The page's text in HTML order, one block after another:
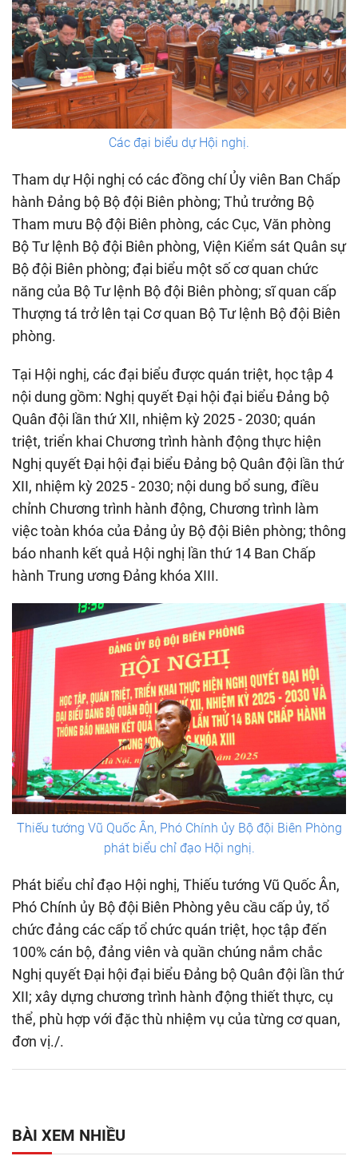
Các đại biểu dự Hội nghị.
Tham dự Hội nghị có các đồng chí Ủy viên Ban Chấp
hành Đảng bộ Bộ đội Biên phòng; Thủ trưởng Bộ
Tham mưu Bộ đội Biên phòng, các Cục, Văn phòng
Bộ Tư lệnh Bộ đội Biên phòng, Viện Kiểm sát Quân sự
Bộ đội Biên phòng; đại biểu một số cơ quan chức
năng của Bộ Tư lệnh Bộ đội Biên phòng; sĩ quan cấp
Thượng tá trở lên tại Cơ quan Bộ Tư lệnh Bộ đội Biên
phòng.
Tại Hội nghị, các đại biểu được quán triệt, học tập 4
nội dung gồm: Nghị quyết Đại hội đại biểu Đảng bộ
Quân đội lần thứ XII, nhiệm kỳ 2025 - 2030; quán
triệt, triển khai Chương trình hành động thực hiện
Nghị quyết Đại hội đại biểu Đảng bộ Quân đội lần thứ
XII, nhiệm kỳ 2025 - 2030; nội dung bổ sung, điều
chỉnh Chương trình hành động, Chương trình làm
việc toàn khóa của Đảng ủy Bộ đội Biên phòng; thông
báo nhanh kết quả Hội nghị lần thứ 14 Ban Chấp
hành Trung ương Đảng khóa XIII.
Thiếu tướng Vũ Quốc Ân, Phó Chính ủy Bộ đội Biên Phòng
phát biểu chỉ đạo Hội nghị.
Phát biểu chỉ đạo Hội nghị, Thiếu tướng Vũ Quốc Ân,
Phó Chính ủy Bộ đội Biên Phòng yêu cầu cấp ủy, tổ
chức đảng các cấp tổ chức quán triệt, học tập đến
100% cán bộ, đảng viên và quần chúng nắm chắc
Nghị quyết Đại hội đại biểu Đảng bộ Quân đội lần thứ
XII; xây dựng chương trình hành động thiết thực, cụ
thể, phù hợp với đặc thù nhiệm vụ của từng cơ quan,
đơn vị./.
BÀI XEM NHIỀU